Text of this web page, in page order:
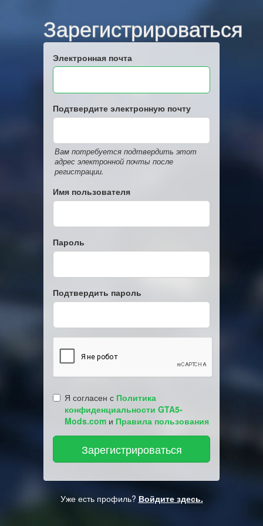
Зарегистрироваться
Электронная почта
Подтвердите электронную почту
Вам потребуется подтвердить этот
адрес электронной почты после
регистрации.
Имя пользователя
Пароль
Подтвердить пароль
Я согласен с Политика
конфиденциальности GTA5-
Mods.com и Правила пользования
Уже есть профиль? Войдите здесь.